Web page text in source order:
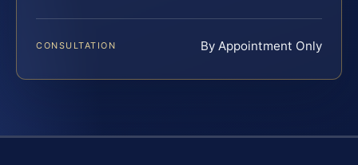
CONSULTATION By Appointment Only